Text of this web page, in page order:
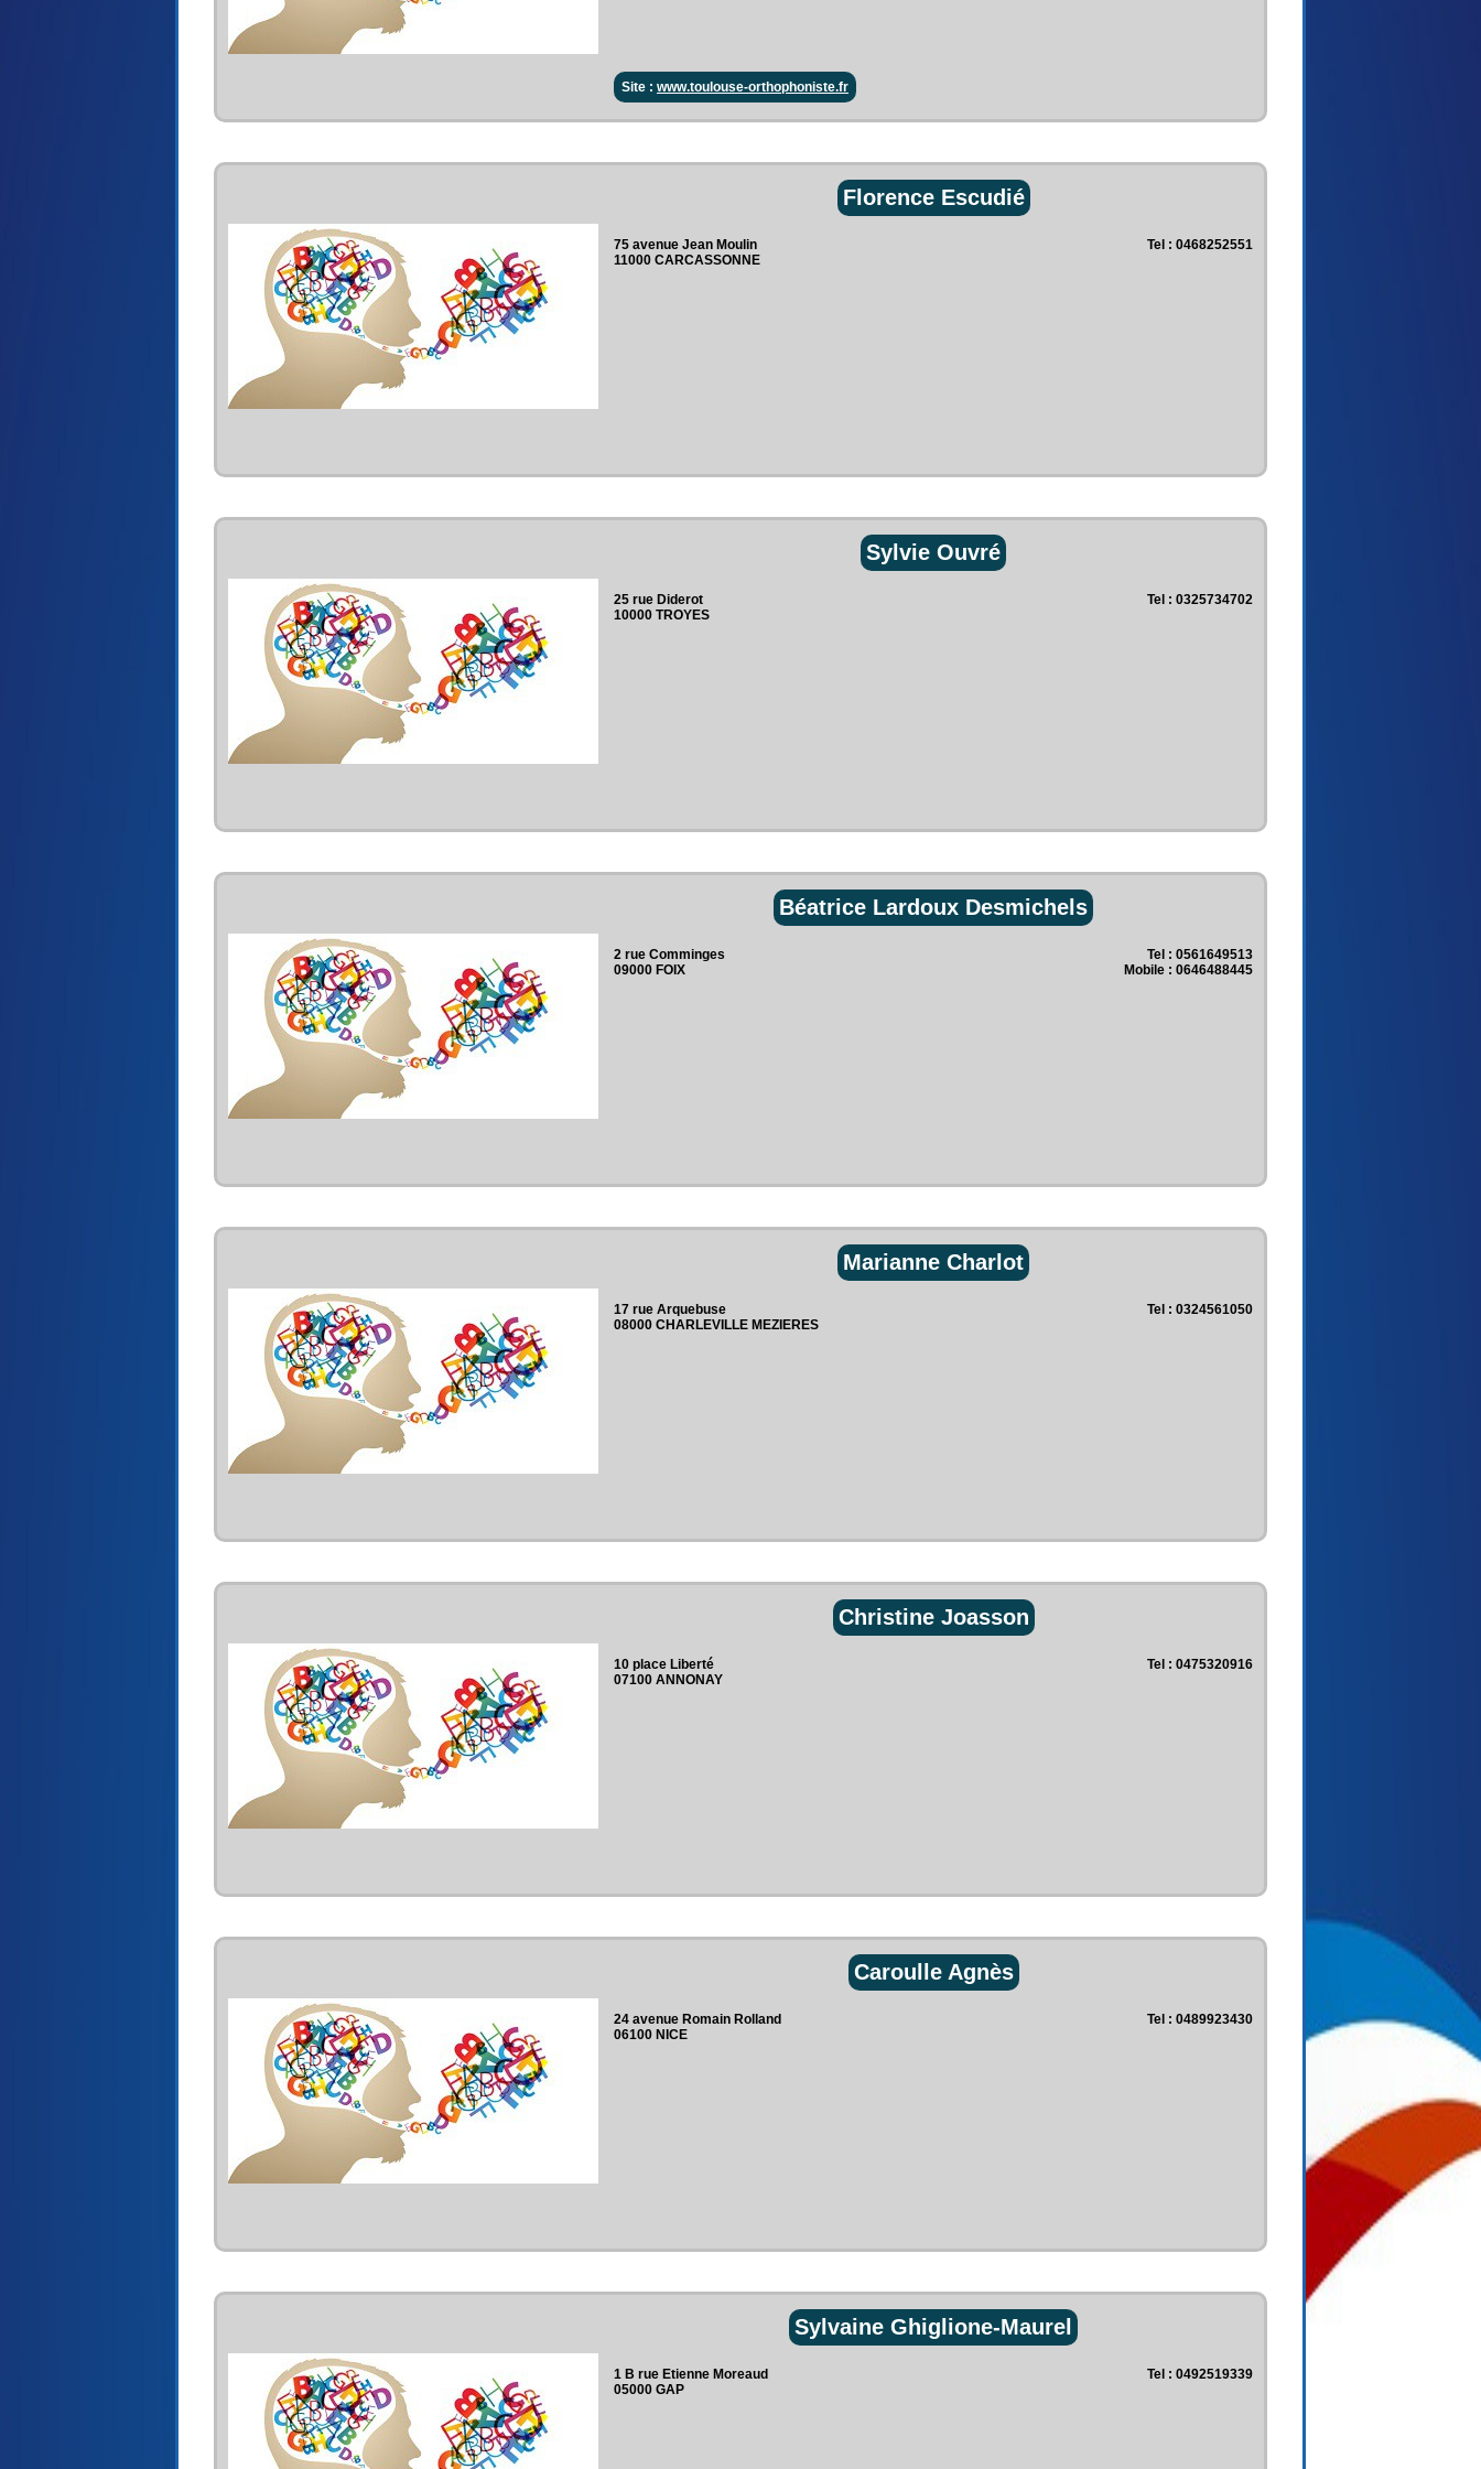
Site : www.toulouse-orthophoniste.fr
Florence Escudié
75 avenue Jean Moulin‎
11000 CARCASSONNE
Tel : 0468252551
Sylvie Ouvré
25 rue Diderot‎
10000 TROYES
Tel : 0325734702
Béatrice Lardoux Desmichels
2 rue Comminges‎
09000 FOIX
Tel : 0561649513
Mobile : 0646488445
Marianne Charlot
17 rue Arquebuse‎
08000 CHARLEVILLE MEZIERES
Tel : 0324561050
Christine Joasson
10 place Liberté‎
07100 ANNONAY
Tel : 0475320916
Caroulle Agnès
24 avenue Romain Rolland‎
06100 NICE
Tel : 0489923430
Sylvaine Ghiglione-Maurel
1 B rue Etienne Moreaud‎
05000 GAP
Tel : 0492519339